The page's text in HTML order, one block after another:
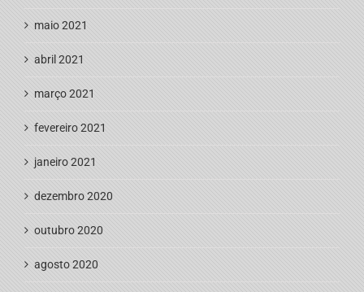
maio 2021
abril 2021
março 2021
fevereiro 2021
janeiro 2021
dezembro 2020
outubro 2020
agosto 2020